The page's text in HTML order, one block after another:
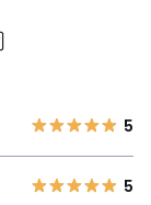
5
5